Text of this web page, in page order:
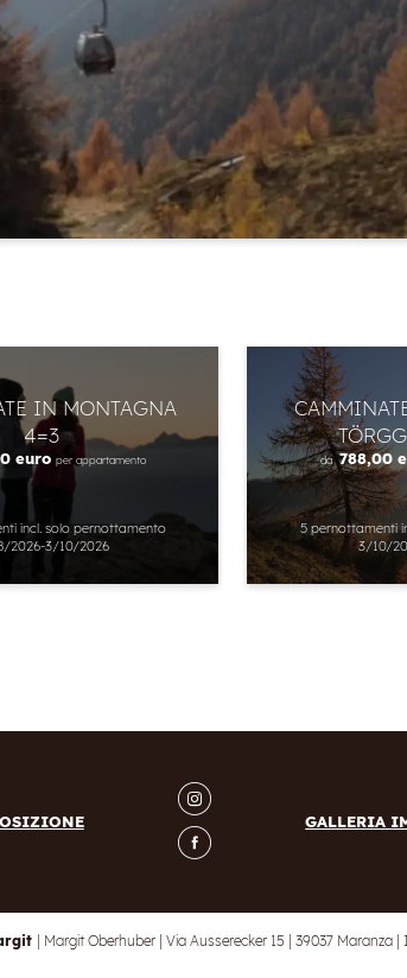
IN MONTAGNA
4=3
euro per appartamento
incl. solo pernottamento
2026-3/10/2026
da 788,00
5 pernottamenti
3/10/
GALLERIA
Margit Oberhuber Via Ausserecker 15 39037 Maranza
Nome
Cognome
E-mail